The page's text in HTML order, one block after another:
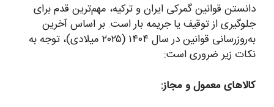
دانستن قوانین گمرکی ایران و ترکیه، مهم‌ترین قدم برای
جلوگیری از توقیف یا جریمه بار است. بر اساس آخرین
به‌روزرسانی قوانین در سال ۱۴۰۴ (۲۰۲۵ میلادی)، توجه به
نکات زیر ضروری است:
کالاهای معمول و مجاز: